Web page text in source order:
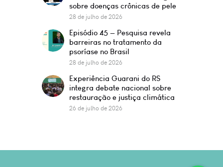
sobre doenças crônicas de pele
28 de julho de 2026
Episódio 45 — Pesquisa revela
barreiras no tratamento da
psoríase no Brasil
28 de julho de 2026
Experiência Guarani do RS
integra debate nacional sobre
restauração e justiça climática
26 de julho de 2026